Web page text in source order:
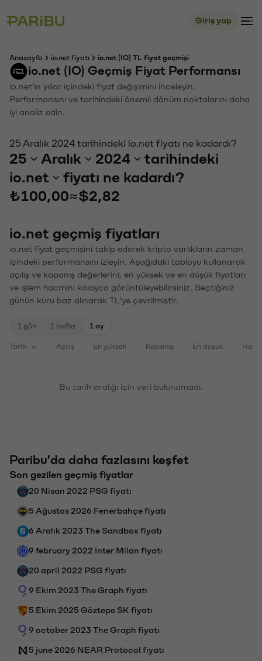
Giriş yap
Anasayfa io.net fiyatı io.net (IO) TL fiyat geçmişi
io.net (IO) Geçmiş Fiyat Performansı
io.net'in yıllar içindeki fiyat değişimini inceleyin.
Performansını ve tarihindeki önemli dönüm noktalarını daha
iyi analiz edin.
25 Aralık 2024 tarihindeki io.net fiyatı ne kadardı?
25 Aralık 2024
tarihindeki
io.net
fiyatı ne kadardı?
₺100,00≈$2,82
io.net geçmiş fiyatları
io.net fiyat geçmişini takip ederek kripto varlıkların zaman
içindeki performansını izleyin. Aşağıdaki tabloyu kullanarak
açılış ve kapanış değerlerini, en yüksek ve en düşük fiyatları
ve işlem hacmini kolayca görüntüleyebilirsiniz. Seçtiğiniz
günün kuru baz alınarak TL'ye çevrilmiştir.
1 gün 1 hafta 1 ay
Tarih Açılış En yüksek Kapanış En düşük
Bu tarih aralığı için veri bulunamadı.
Paribu'da daha fazlasını keşfet
Son gezilen geçmiş fiyatlar
20 Nisan 2022 PSG fiyatı
5 Ağustos 2026 Fenerbahçe fiyatı
6 Aralık 2023 The Sandbox fiyatı
9 february 2022 Inter Milan fiyatı
20 april 2022 PSG fiyatı
9 Ekim 2023 The Graph fiyatı
5 Ekim 2025 Göztepe SK fiyatı
9 october 2023 The Graph fiyatı
5 june 2026 NEAR Protocol fiyatı